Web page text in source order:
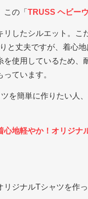
の「 TRUSS ヘビー
したシルエット。こ
と丈夫ですが、着心
を使用しているため
ています。
を簡単に作りたい人
心地軽やか！オリジ
ジナルTシャツを作